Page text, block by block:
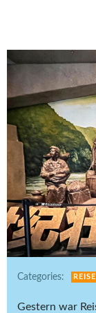
Categories:
Gestern war